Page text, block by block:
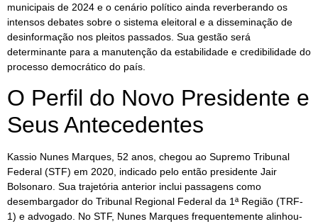
municipais de 2024 e o cenário político ainda reverberando os
intensos debates sobre o sistema eleitoral e a disseminação de
desinformação nos pleitos passados. Sua gestão será
determinante para a manutenção da estabilidade e credibilidade do
processo democrático do país.
O Perfil do Novo Presidente e
Seus Antecedentes
Kassio Nunes Marques, 52 anos, chegou ao Supremo Tribunal
Federal (STF) em 2020, indicado pelo então presidente Jair
Bolsonaro. Sua trajetória anterior inclui passagens como
desembargador do Tribunal Regional Federal da 1ª Região (TRF-
1) e advogado. No STF, Nunes Marques frequentemente alinhou-